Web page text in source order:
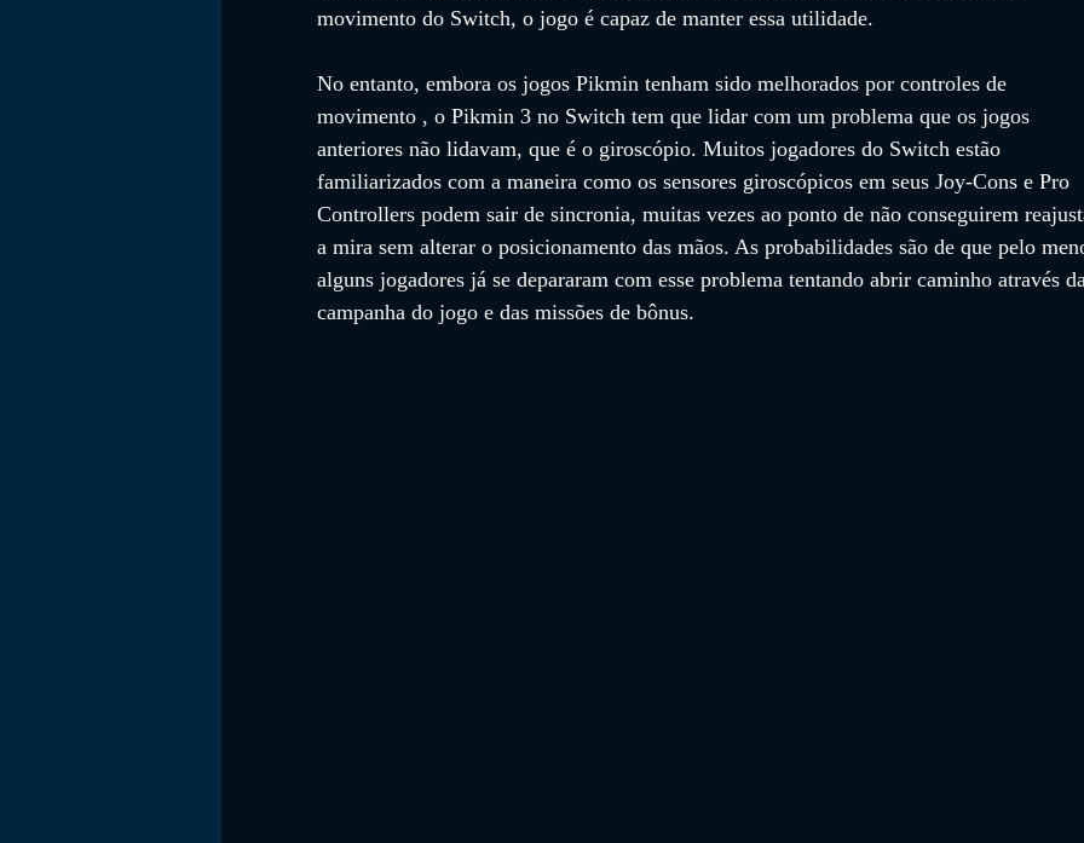
movimento do Switch, o jogo é capaz de manter essa utilidade.
No entanto, embora os jogos Pikmin tenham sido melhorados por controles de
movimento , o Pikmin 3 no Switch tem que lidar com um problema que os jogos
anteriores não lidavam, que é o giroscópio. Muitos jogadores do Switch estão
familiarizados com a maneira como os sensores giroscópicos em seus Joy-Cons e Pro
Controllers podem sair de sincronia, muitas vezes ao ponto de não conseguirem
a mira sem alterar o posicionamento das mãos. As probabilidades são de que pelo
alguns jogadores já se depararam com esse problema tentando abrir caminho através
campanha do jogo e das missões de bônus.